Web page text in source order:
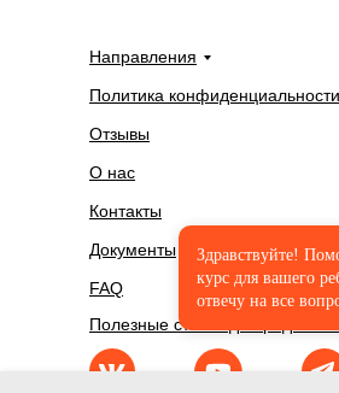
Направления
Отзывы
FAQ
Контакты
О нас
Документы
Политика конфиденциальности
Полезные статьи для родителей
Здравствуйте!
курс для вашего
отвечу на все